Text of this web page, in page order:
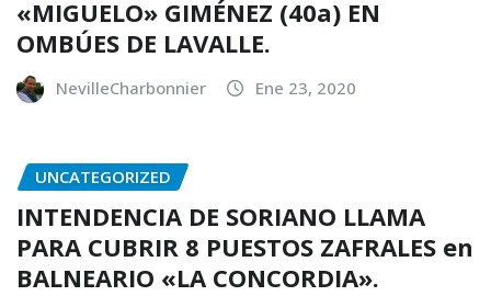
«MIGUELO» GIMÉNEZ (40a) EN
OMBÚES DE LAVALLE.
NevilleCharbonnier Ene 23, 2020
UNCATEGORIZED
INTENDENCIA DE SORIANO LLAMA
PARA CUBRIR 8 PUESTOS ZAFRALES en
BALNEARIO «LA CONCORDIA».